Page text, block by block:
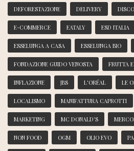
DEFORESTAZIONE DELIVERY
E-COMMERCE EATALY ESD ITALIA
ESSELUNGA A CASA ESSELUNGA BIO
FONDAZIONE GUIDO VENOSTA FRUTTA
INFLAZIONE JBS L'ORÉAL LE
LOCALISMO MANIFATTURA CAPROTTI
MARKETING MC DONALD'S
NON FOOD OGM OLIO EVO